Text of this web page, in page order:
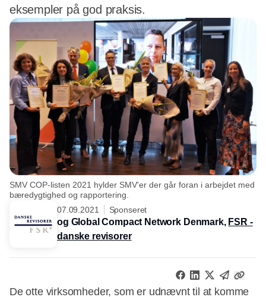
eksempler på god praksis.
SMV COP-listen 2021 hylder SMV'er der går foran i arbejdet med
bæredygtighed og rapportering.
07.09.2021
Sponseret
og Global Compact Network Denmark, FSR -
danske revisorer
De otte virksomheder, som er udnævnt til at komme